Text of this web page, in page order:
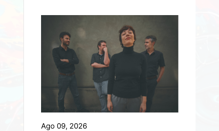
Ago 09, 2026